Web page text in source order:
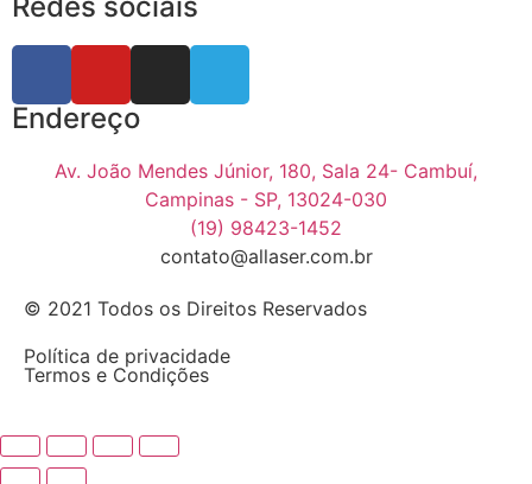
Redes sociais
Endereço
Av. João Mendes Júnior, 180, Sala 24- Cambuí,
Campinas - SP, 13024-030
(19) 98423-1452
contato@allaser.com.br
© 2021 Todos os Direitos Reservados
Política de privacidade
Termos e Condições